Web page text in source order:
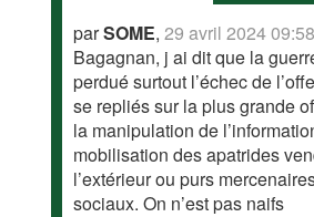
parSOME,29 avril 2024 09:58
Bagagnan, j ai dit que la
perdué surtout l’échec de
se repliés sur la plus grande
la manipulation de
mobilisation des apatrides
l’extérieur ou purs
sociaux. On n’est pas naifs